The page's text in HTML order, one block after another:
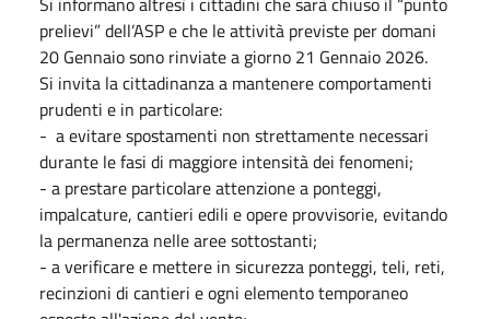
prelievi” dell’ASP e che le attività previste per domani
20 Gennaio sono rinviate a giorno 21 Gennaio 2026.
Si invita la cittadinanza a mantenere comportamenti
prudenti e in particolare:
- a evitare spostamenti non strettamente necessari
durante le fasi di maggiore intensità dei fenomeni;
- a prestare particolare attenzione a ponteggi,
impalcature, cantieri edili e opere provvisorie, evitando
la permanenza nelle aree sottostanti;
- a verificare e mettere in sicurezza ponteggi, teli, reti,
recinzioni di cantieri e ogni elemento temporaneo